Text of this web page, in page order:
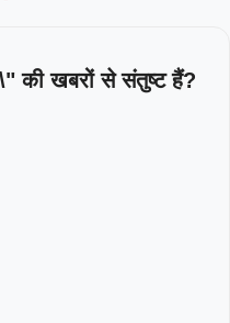
की खबरों से संतुष्ट हैं?